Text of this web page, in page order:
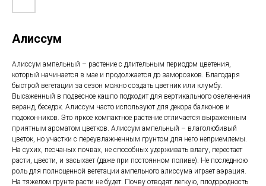
Алиссум
Алиссум ампельный – растение с длительным периодом цветения,
который начинается в мае и продолжается до заморозков. Благодаря
быстрой вегетации за сезон можно создать цветник или клумбу.
Высаженный в подвесное кашпо подходит для вертикального озеленения
веранд, беседок. Алиссум часто используют для декора балконов и
подоконников. Это яркое компактное растение отличается выраженным
приятным ароматом цветков. Алиссум ампельный – влаголюбивый
цветок, но участки с переувлажненным грунтом для него неприемлемы.
На сухих, песчаных почвах, не способных удерживать влагу, перестает
расти, цвести, и засыхает (даже при постоянном поливе). Не последнюю
роль для полноценной вегетации ампельного алиссума играет аэрация.
На тяжелом грунте расти не будет. Почву отводят легкую, плодородность